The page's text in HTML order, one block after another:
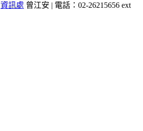
資訊處 曾江安 | 電話：02-26215656 ext